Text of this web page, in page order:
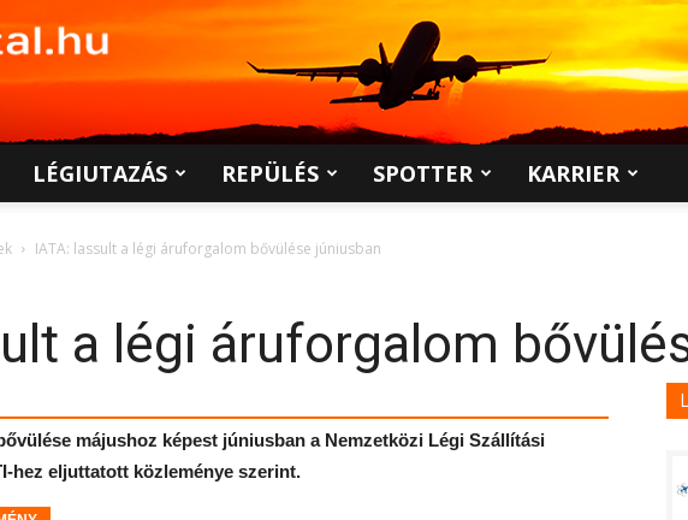
LÉGIUTAZÁS REPÜLÉS SPOTTER KARRIER
IATA: lassult a légi áruforgalom bővülése júniusban
a légi áruforgalom
májushoz képest júniusban a Nemzetközi Légi Szállítási
hez eljuttatott közleménye szerint.